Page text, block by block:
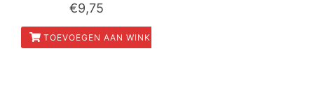
€9,75
TOEVOEGEN AAN WINKELWAGEN